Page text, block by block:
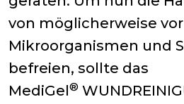
von möglicherweise
Mikroorganismen und
befreien, sollte das
MediGel ®